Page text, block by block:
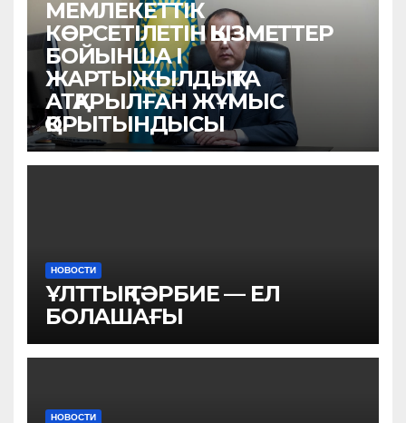
МЕМЛЕКЕТТІК
КӨРСЕТІЛЕТІН ҚЫЗМЕТТЕР
БОЙЫНША I
ЖАРТЫЖЫЛДЫҚТА
АТҚАРЫЛҒАН ЖҰМЫС
ҚОРЫТЫНДЫСЫ
НОВОСТИ
ҰЛТТЫҚ ТӘРБИЕ — ЕЛ
БОЛАШАҒЫ
НОВОСТИ